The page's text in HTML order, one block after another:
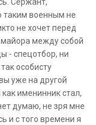
Сержант,
таким военным не
не хочет перед
между собой
- спецотбор, ни
особисту
уже на другой
именинник стал,
думаю, не зря мне
и с того времени я